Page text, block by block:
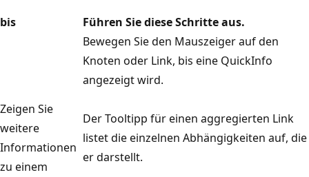
bis
Führen Sie diese Schritte aus.
Zeigen Sie
weitere
Informationen
zu einem
Bewegen Sie den Mauszeiger auf den
Knoten oder Link, bis eine QuickInfo
angezeigt wird.
Der Tooltipp für einen aggregierten Link
listet die einzelnen Abhängigkeiten auf, die
er darstellt.